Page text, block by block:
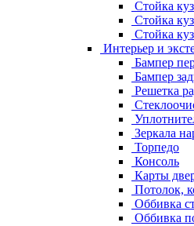
Стойка
Стойка
Стойка
Интерьер и
Бампер
Бампер
Решетка
Зеркала
Торпедо
Консоль
Карты
Потолок,
Оббивка
Оббивка